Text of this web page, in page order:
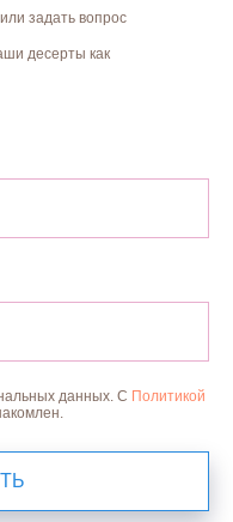
задать вопрос
десерты как
данных. С Политикой